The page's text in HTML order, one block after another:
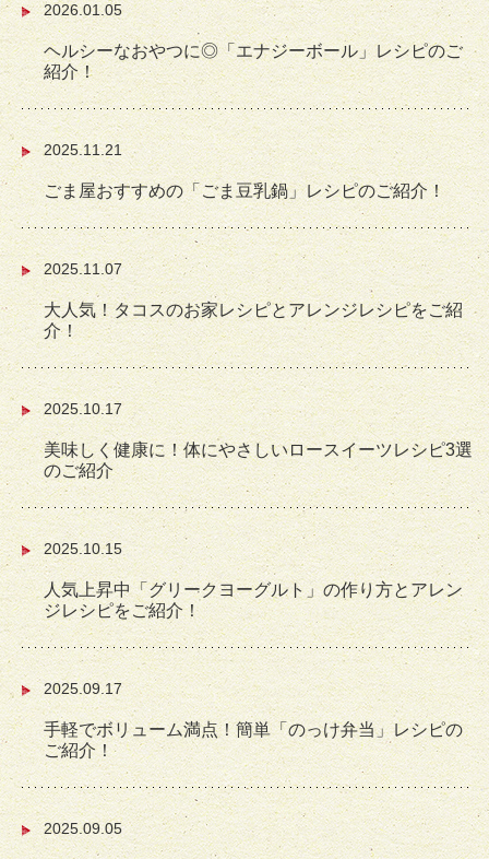
2026.01.05
ヘルシーなおやつに◎「エナジーボール」レシピのご
紹介！
2025.11.21
ごま屋おすすめの「ごま豆乳鍋」レシピのご紹介！
2025.11.07
大人気！タコスのお家レシピとアレンジレシピをご紹
介！
2025.10.17
美味しく健康に！体にやさしいロースイーツレシピ3選
のご紹介
2025.10.15
人気上昇中「グリークヨーグルト」の作り方とアレン
ジレシピをご紹介！
2025.09.17
手軽でボリューム満点！簡単「のっけ弁当」レシピの
ご紹介！
2025.09.05